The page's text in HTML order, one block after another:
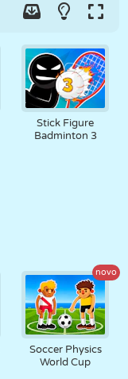
Stick Figure
Badminton 3
novo
Soccer Physics
World Cup